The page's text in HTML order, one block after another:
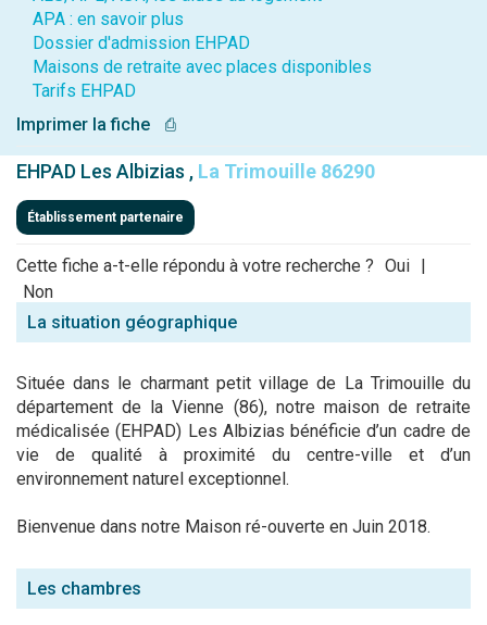
APA : en savoir plus
Dossier d'admission EHPAD
Maisons de retraite avec places disponibles
Tarifs EHPAD
Imprimer la fiche
⎙
EHPAD Les Albizias , La Trimouille 86290
Établissement partenaire
Cette fiche a-t-elle répondu à votre recherche ? Oui |
Non
La situation géographique
Située dans le charmant petit village de La Trimouille du
département de la Vienne (86), notre maison de retraite
médicalisée (EHPAD) Les Albizias bénéficie d’un cadre de
vie de qualité à proximité du centre-ville et d’un
environnement naturel exceptionnel.
Bienvenue dans notre Maison ré-ouverte en Juin 2018.
Les chambres